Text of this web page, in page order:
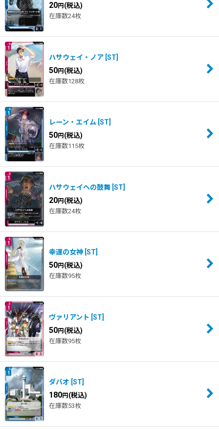
20円 (税込)
在庫数24枚
ハサウェイ・ノア ST
50円 (税込)
在庫数128枚
レーン・エイム ST
50円 (税込)
在庫数115枚
ハサウェイへの鼓舞 ST
20円 (税込)
在庫数24枚
幸運の女神 ST
50円 (税込)
在庫数95枚
ヴァリアント ST
50円 (税込)
在庫数95枚
ダバオ ST
180円 (税込)
在庫数53枚